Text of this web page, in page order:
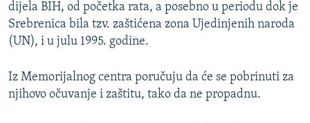
dijela BIH, od početka rata, a posebno u periodu dok je
Srebrenica bila tzv. zaštićena zona Ujedinjenih naroda
(UN), i u julu 1995. godine.
Iz Memorijalnog centra poručuju da će se pobrinuti za
njihovo očuvanje i zaštitu, tako da ne propadnu.